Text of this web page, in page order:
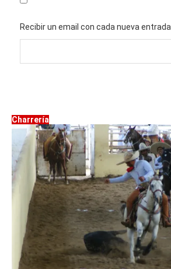
Recibir un email con cada nueva entrada.
Charrería